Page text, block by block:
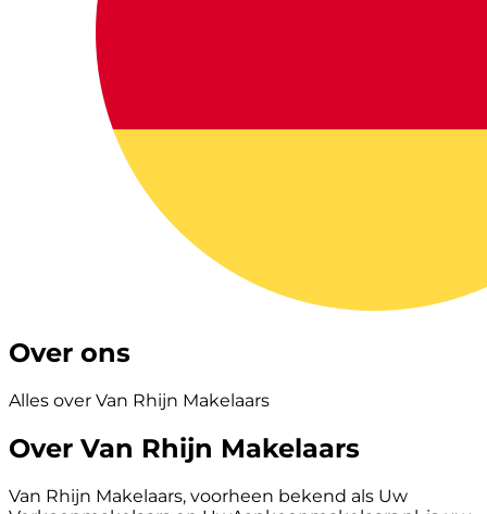
Over ons
Alles over Van Rhijn Makelaars
Over Van Rhijn Makelaars
Van Rhijn Makelaars, voorheen bekend als Uw